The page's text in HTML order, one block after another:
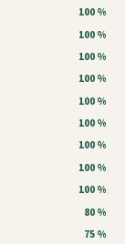
100 %
100 %
100 %
100 %
100 %
100 %
100 %
100 %
100 %
80 %
75 %